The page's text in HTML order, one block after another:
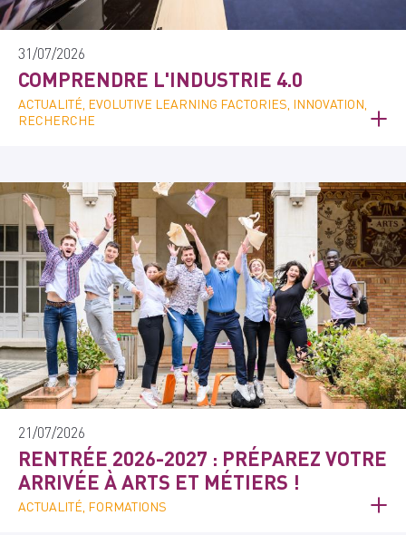
31/07/2026
COMPRENDRE L'INDUSTRIE 4.0
ACTUALITÉ, EVOLUTIVE LEARNING FACTORIES, INNOVATION,
RECHERCHE
21/07/2026
RENTRÉE 2026-2027 : PRÉPAREZ VOTRE
ARRIVÉE À ARTS ET MÉTIERS !
ACTUALITÉ, FORMATIONS